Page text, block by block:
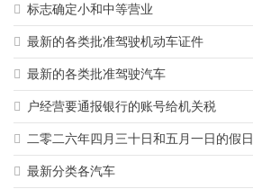
标志确定小和中等营业
最新的各类批准驾驶机动车证件
最新的各类批准驾驶汽车
户经营要通报银行的账号给机关税
二零二六年四月三十日和五月一日的假日
最新分类各汽车